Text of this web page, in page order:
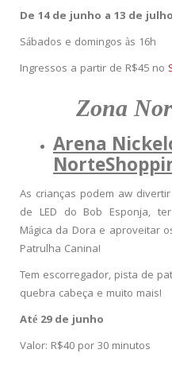
De 14 de junho a 13 de julho
Sábados e domingos às 16h
Ingressos a partir de R$45 no
Zona
Arena
As crianças podem aw
de LED do Bob Esponja,
Mágica da Dora e aproveitar
Patrulha Canina!
Tem escorregador, pista de
quebra cabeça e muito mais!
Até 29 de junho
Valor: R$40 por 30 minutos